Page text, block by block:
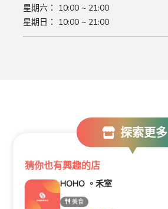
星期六： 10:00 ~ 21:00
星期日： 10:00 ~ 21:00
探索更多
猜你也有興趣的店
HOHO 。禾室
美食